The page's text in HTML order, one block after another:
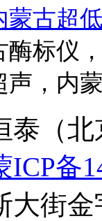
蒙古超
酶标仪
，内
泰（
ICP备
大街